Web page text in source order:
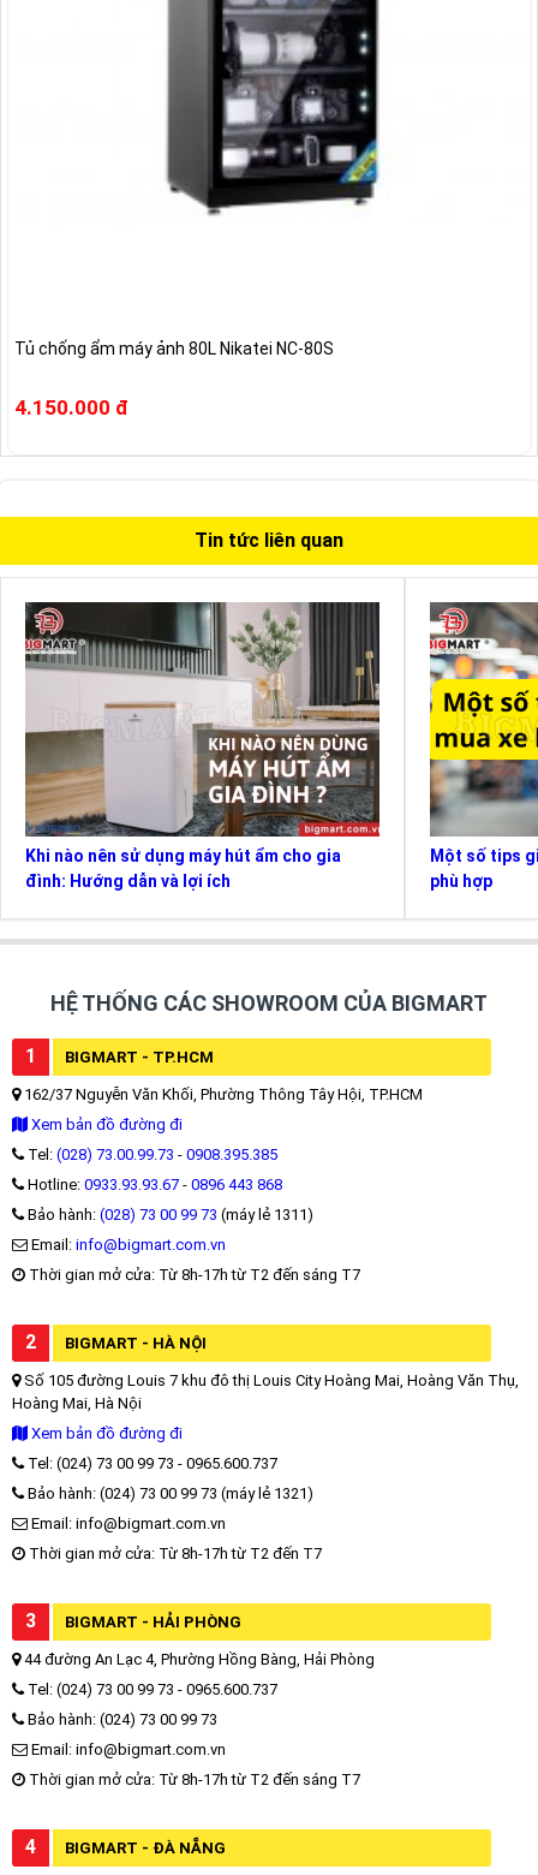
Tủ chống ẩm máy ảnh 80L Nikatei NC-80S
4.150.000 đ
Tin tức liên quan
Khi nào nên sử dụng máy hút ẩm cho gia
đình: Hướng dẫn và lợi ích
Một số tips
phù hợp
HỆ THỐNG CÁC SHOWROOM CỦA BIGMART
1 BIGMART - TP.HCM
162/37 Nguyễn Văn Khối, Phường Thông Tây Hội, TP.HCM
Xem bản đồ đường đi
Tel: (028) 73.00.99.73 - 0908.395.385
Hotline: 0933.93.93.67 - 0896 443 868
Bảo hành: (028) 73 00 99 73 (máy lẻ 1311)
Email: info@bigmart.com.vn
Thời gian mở cửa: Từ 8h-17h từ T2 đến sáng T7
2 BIGMART - HÀ NỘI
Số 105 đường Louis 7 khu đô thị Louis City Hoàng Mai, Hoàng Văn Thụ,
Hoàng Mai, Hà Nội
Xem bản đồ đường đi
Tel: (024) 73 00 99 73 - 0965.600.737
Bảo hành: (024) 73 00 99 73 (máy lẻ 1321)
Email: info@bigmart.com.vn
Thời gian mở cửa: Từ 8h-17h từ T2 đến T7
3 BIGMART - HẢI PHÒNG
44 đường An Lạc 4, Phường Hồng Bàng, Hải Phòng
Tel: (024) 73 00 99 73 - 0965.600.737
Bảo hành: (024) 73 00 99 73
Email: info@bigmart.com.vn
Thời gian mở cửa: Từ 8h-17h từ T2 đến sáng T7
4 BIGMART - ĐÀ NẴNG